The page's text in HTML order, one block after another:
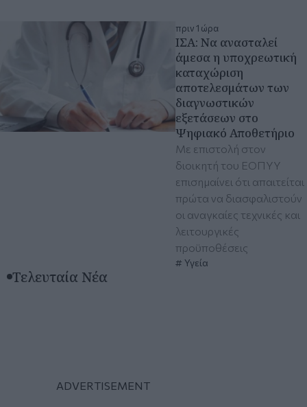
πριν 1 ώρα
ΙΣΑ: Να ανασταλεί
άμεσα η υποχρεωτική
καταχώριση
αποτελεσμάτων των
διαγνωστικών
εξετάσεων στο
Ψηφιακό Αποθετήριο
Mε επιστολή στον
διοικητή του ΕΟΠΥΥ
επισημαίνει ότι απαιτείται
πρώτα να διασφαλιστούν
οι αναγκαίες τεχνικές και
λειτουργικές
προϋποθέσεις
Υγεία
Τελευταία Νέα